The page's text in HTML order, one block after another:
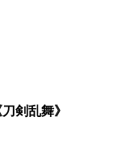
剣乱舞》